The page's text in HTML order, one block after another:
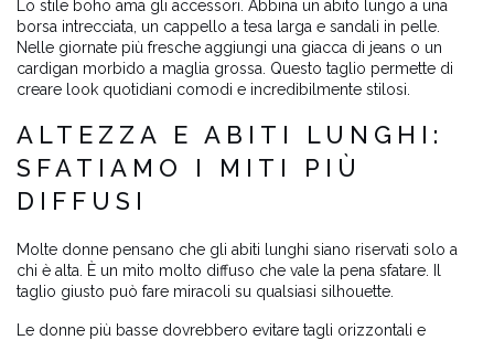
Lo stile boho ama gli accessori. Abbina un abito lungo a una
borsa intrecciata, un cappello a tesa larga e sandali in pelle.
Nelle giornate più fresche aggiungi una giacca di jeans o un
cardigan morbido a maglia grossa. Questo taglio permette di
creare look quotidiani comodi e incredibilmente stilosi.
ALTEZZA E ABITI LUNGHI:
SFATIAMO I MITI PIÙ
DIFFUSI
Molte donne pensano che gli abiti lunghi siano riservati solo a
chi è alta. È un mito molto diffuso che vale la pena sfatare. Il
taglio giusto può fare miracoli su qualsiasi silhouette.
Le donne più basse dovrebbero evitare tagli orizzontali e